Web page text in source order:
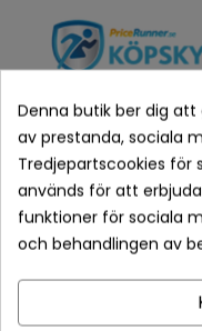
Betala tryggt med
Leveranstid
Returvillkor 14
Denna butik ber dig
av prestanda, sociala
Tredjepartscookies för
används för att
funktioner för sociala
och behandlingen av